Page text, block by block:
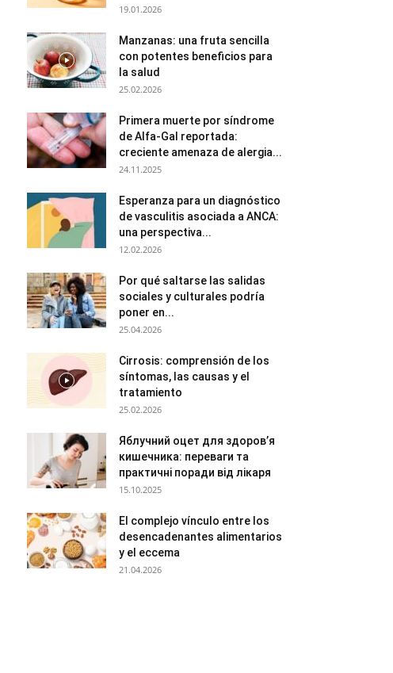
19.01.2026
Manzanas: una fruta sencilla
con potentes beneficios para
la salud
25.02.2026
Primera muerte por síndrome
de Alfa-Gal reportada:
creciente amenaza de alergia...
24.11.2025
Esperanza para un diagnóstico
de vasculitis asociada a ANCA:
una perspectiva...
12.02.2026
Por qué saltarse las salidas
sociales y culturales podría
poner en...
25.04.2026
Cirrosis: comprensión de los
síntomas, las causas y el
tratamiento
25.02.2026
Яблучний оцет для здоров’я
кишечника: переваги та
практичні поради від лікаря
15.10.2025
El complejo vínculo entre los
desencadenantes alimentarios
y el eccema
21.04.2026